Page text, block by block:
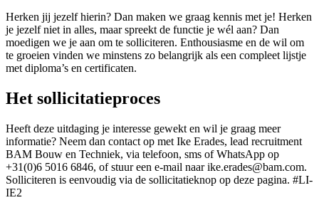
Herken jij jezelf hierin? Dan maken we graag kennis met je! Herken
je jezelf niet in alles, maar spreekt de functie je wél aan? Dan
moedigen we je aan om te solliciteren. Enthousiasme en de wil om
te groeien vinden we minstens zo belangrijk als een compleet lijstje
met diploma’s en certificaten.
Het sollicitatieproces
Heeft deze uitdaging je interesse gewekt en wil je graag meer
informatie? Neem dan contact op met Ike Erades, lead recruitment
BAM Bouw en Techniek, via telefoon, sms of WhatsApp op
+31(0)6 5016 6846, of stuur een e-mail naar ike.erades@bam.com.
Solliciteren is eenvoudig via de sollicitatieknop op deze pagina. #LI-
IE2